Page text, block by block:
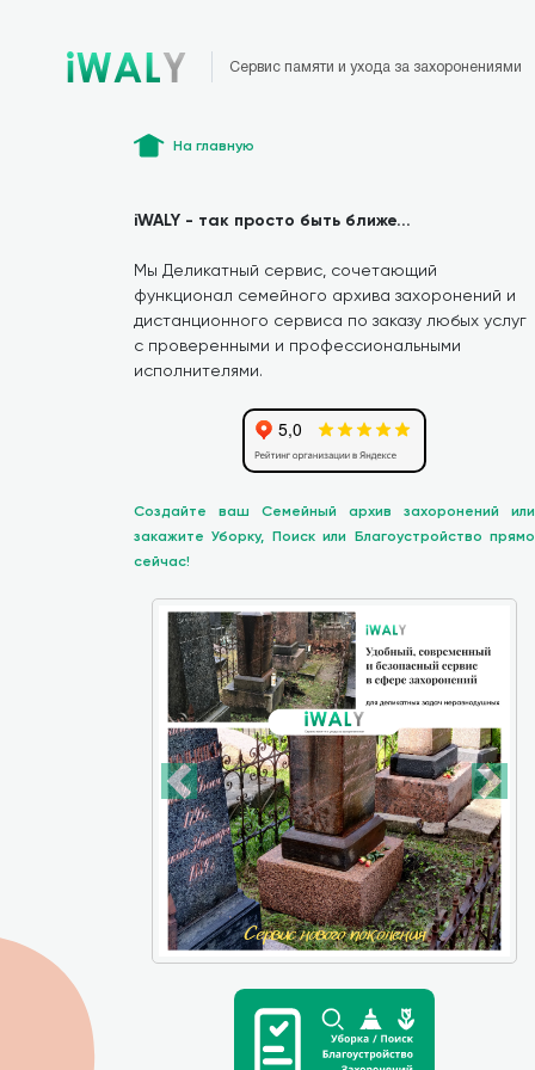
Сервис памяти и ухода за захоронениями
На главную
iWALY - так просто быть ближе...
Мы Деликатный сервис, сочетающий
функционал семейного архива захоронений и
дистанционного сервиса по заказу любых услуг
с проверенными и профессиональными
исполнителями.
Создайте ваш Семейный архив захоронений или
закажите Уборку, Поиск или Благоустройство прямо
сейчас!